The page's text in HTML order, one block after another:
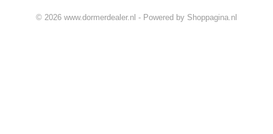
© 2026 www.dormerdealer.nl - Powered by Shoppagina.nl